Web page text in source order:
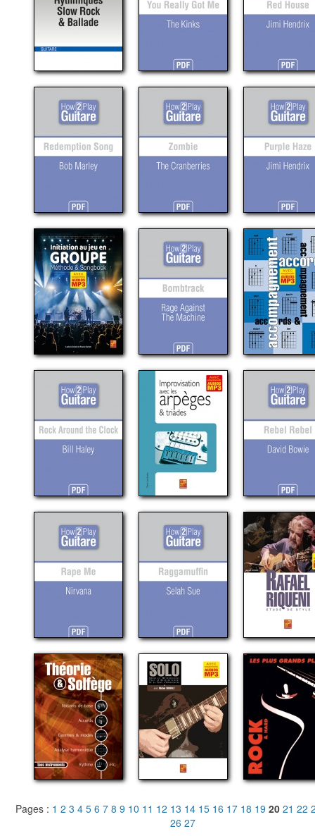
Pages : 1 2 3 4 5 6 7 8 9 10 11 12 13 14 15 16 17 18 19 20 21 22
26 27